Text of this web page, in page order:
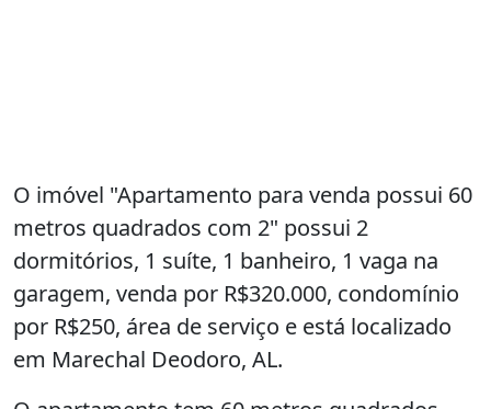
O imóvel "Apartamento para venda possui 60
metros quadrados com 2" possui 2
dormitórios, 1 suíte, 1 banheiro, 1 vaga na
garagem, venda por R$320.000, condomínio
por R$250, área de serviço e está localizado
em Marechal Deodoro, AL.